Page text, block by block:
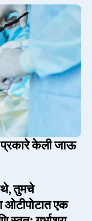
प्रकारे केली जाऊ
तुमचे
ओटीपोटात एक